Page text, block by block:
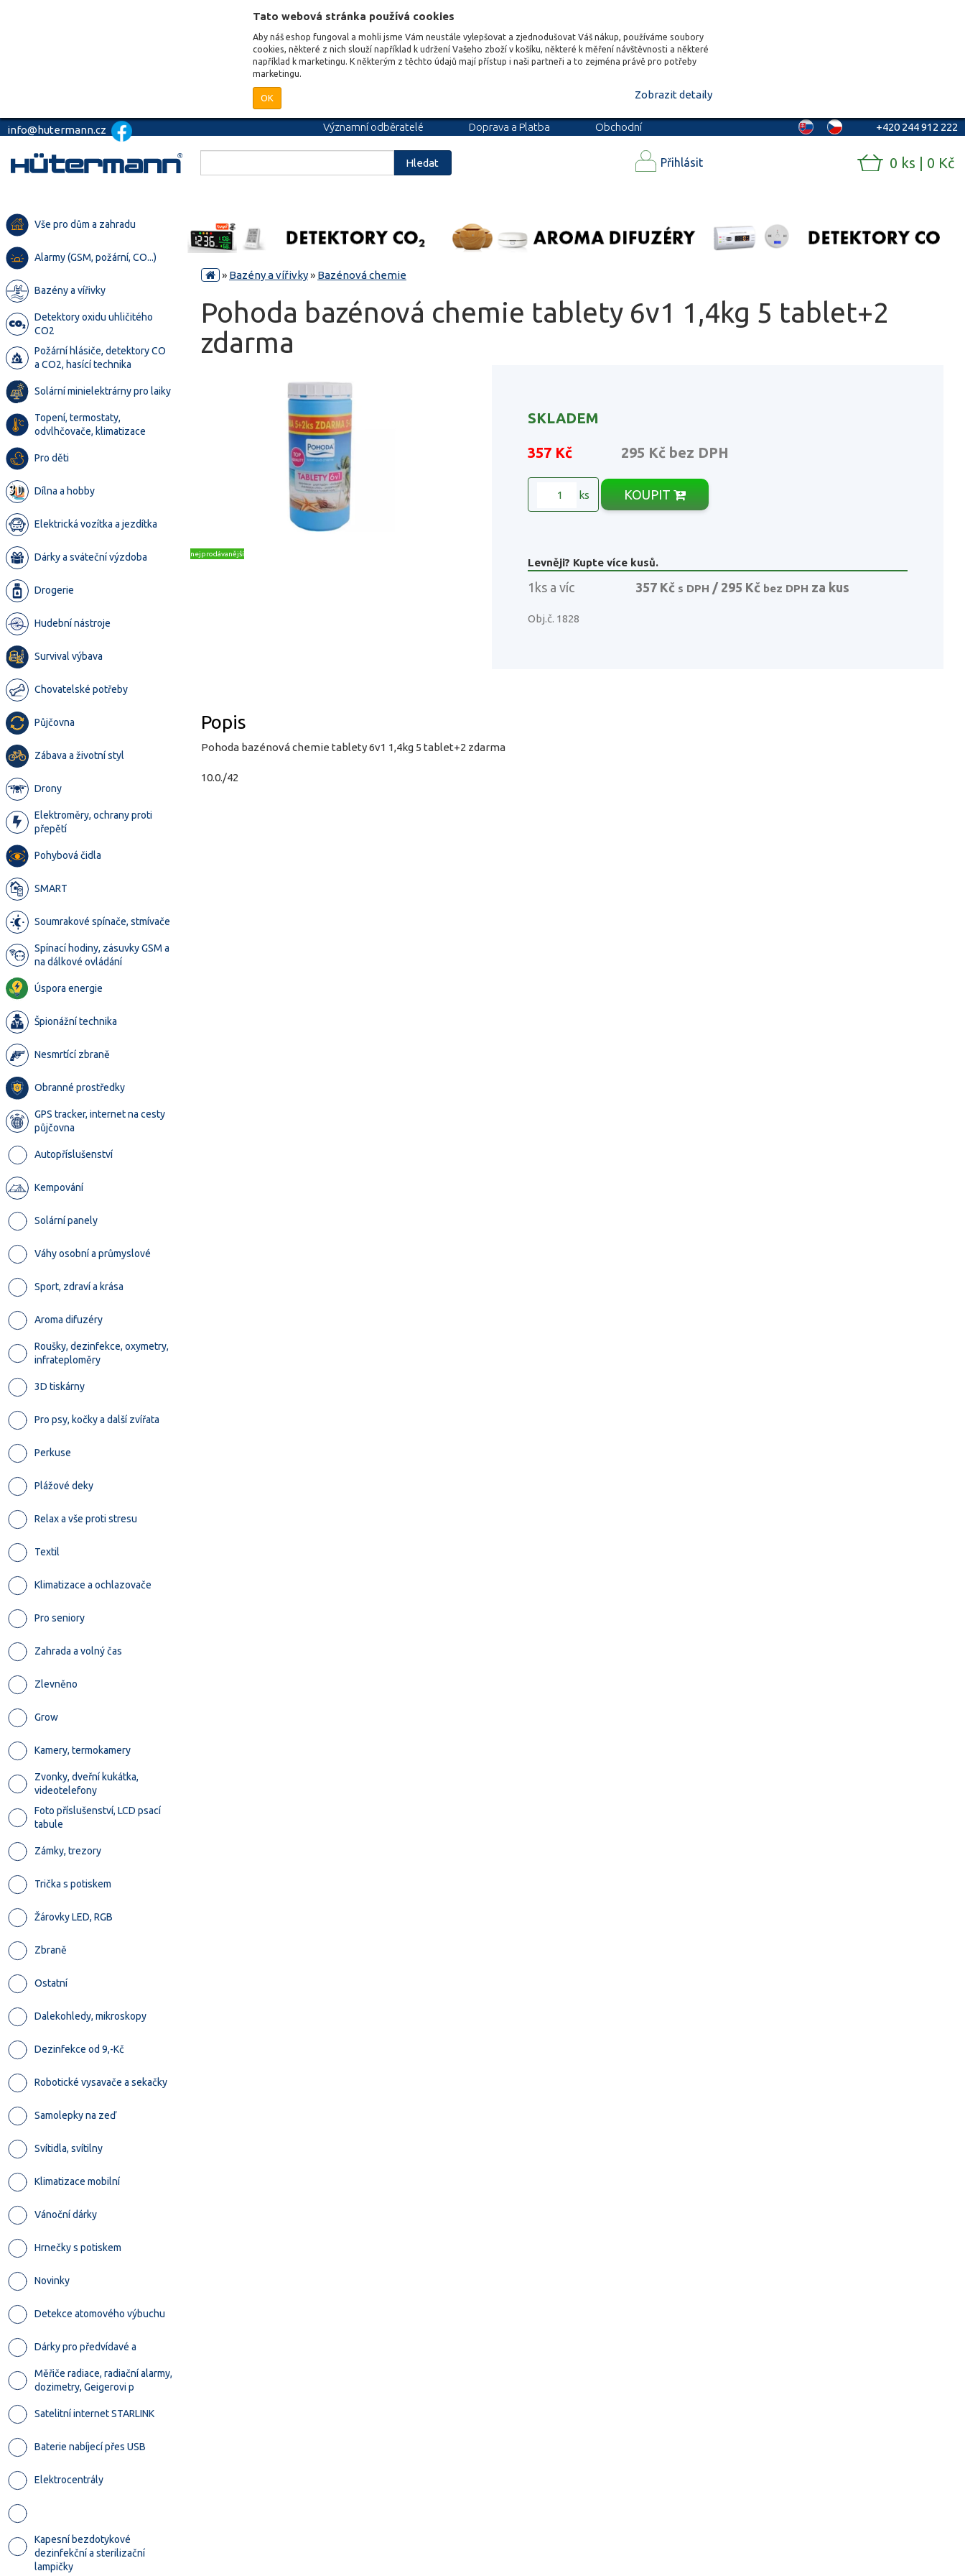
Tato webová stránka používá cookies
Aby náš eshop fungoval a mohli jsme Vám neustále vylepšovat a zjednodušovat Váš nákup, používáme soubory
cookies, některé z nich slouží například k udržení Vašeho zboží v košíku, některé k měření návštěvnosti a některé
například k marketingu. K některým z těchto údajů mají přístup i naši partneři a to zejména právě pro potřeby
marketingu.
OK Zobrazit detaily
info@hutermann.cz Významní odběratelé Doprava a Platba
Obchodní
+420 244 912 222
Hledat Přihlásit 0 ks | 0 Kč
Vše pro dům a zahradu
Alarmy (GSM, požární, CO...)
Bazény a vířivky
Detektory oxidu uhličitého
CO2
Požární hlásiče, detektory CO
a CO2, hasící technika
Solární minielektrárny pro laiky
Topení, termostaty,
odvlhčovače, klimatizace
Pro děti
Dílna a hobby
Elektrická vozítka a jezdítka
Dárky a sváteční výzdoba
Drogerie
Hudební nástroje
Survival výbava
Chovatelské potřeby
Půjčovna
Zábava a životní styl
Drony
Elektroměry, ochrany proti
přepětí
Pohybová čidla
SMART
Soumrakové spínače, stmívače
Spínací hodiny, zásuvky GSM a
na dálkové ovládání
Úspora energie
Špionážní technika
Nesmrtící zbraně
Obranné prostředky
GPS tracker, internet na cesty
půjčovna
Autopříslušenství
Kempování
Solární panely
Váhy osobní a průmyslové
Sport, zdraví a krása
Aroma difuzéry
Roušky, dezinfekce, oxymetry,
infrateploměry
3D tiskárny
Pro psy, kočky a další zvířata
Perkuse
Plážové deky
Relax a vše proti stresu
Textil
Klimatizace a ochlazovače
Pro seniory
Zahrada a volný čas
Zlevněno
Grow
Kamery, termokamery
Zvonky, dveřní kukátka,
videotelefony
Foto příslušenství, LCD psací
tabule
Zámky, trezory
Trička s potiskem
Žárovky LED, RGB
Zbraně
Ostatní
Dalekohledy, mikroskopy
Dezinfekce od 9,-Kč
Robotické vysavače a sekačky
Samolepky na zeď
Svítidla, svítilny
Klimatizace mobilní
Vánoční dárky
Hrnečky s potiskem
Novinky
Detekce atomového výbuchu
Dárky pro předvídavé a
Měřiče radiace, radiační alarmy,
dozimetry, Geigerovi p
Satelitní internet STARLINK
Baterie nabíjecí přes USB
Elektrocentrály
Kapesní bezdotykové
dezinfekční a sterilizační
lampičky
» Bazény a vířivky» Bazénová chemie
Pohoda bazénová chemie tablety 6v1 1,4kg 5 tablet+2
zdarma
nejprodávanější
SKLADEM
357 Kč 295 Kč bez DPH
ks KOUPIT
Levněji? Kupte více kusů.
1ks a víc 357 Kčs DPH / 295 Kč bez DPH za kus
Obj.č. 1828
Popis
Pohoda bazénová chemie tablety 6v1 1,4kg 5 tablet+2 zdarma
10.0./42